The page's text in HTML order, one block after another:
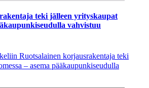
teki jälleen yrityskaupat
vahvistuu
Ruotsalainen korjausrakentaja teki
– asema pääkaupunkiseudulla